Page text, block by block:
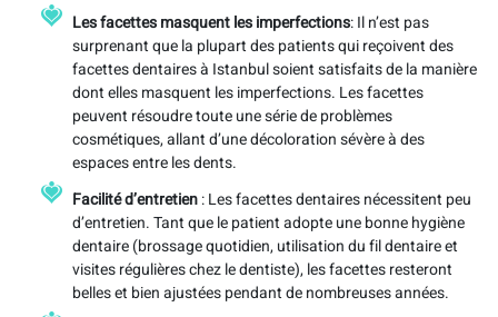
Les facettes masquent les imperfections: Il n’est pas
surprenant que la plupart des patients qui reçoivent des
facettes dentaires à Istanbul soient satisfaits de la manière
dont elles masquent les imperfections. Les facettes
peuvent résoudre toute une série de problèmes
cosmétiques, allant d’une décoloration sévère à des
espaces entre les dents.
Facilité d’entretien: Les facettes dentaires nécessitent peu
d’entretien. Tant que le patient adopte une bonne hygiène
dentaire (brossage quotidien, utilisation du fil dentaire et
visites régulières chez le dentiste), les facettes resteront
belles et bien ajustées pendant de nombreuses années.